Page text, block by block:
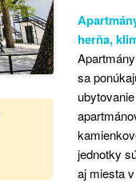
herňa,
sa
jednotky
aj miesta